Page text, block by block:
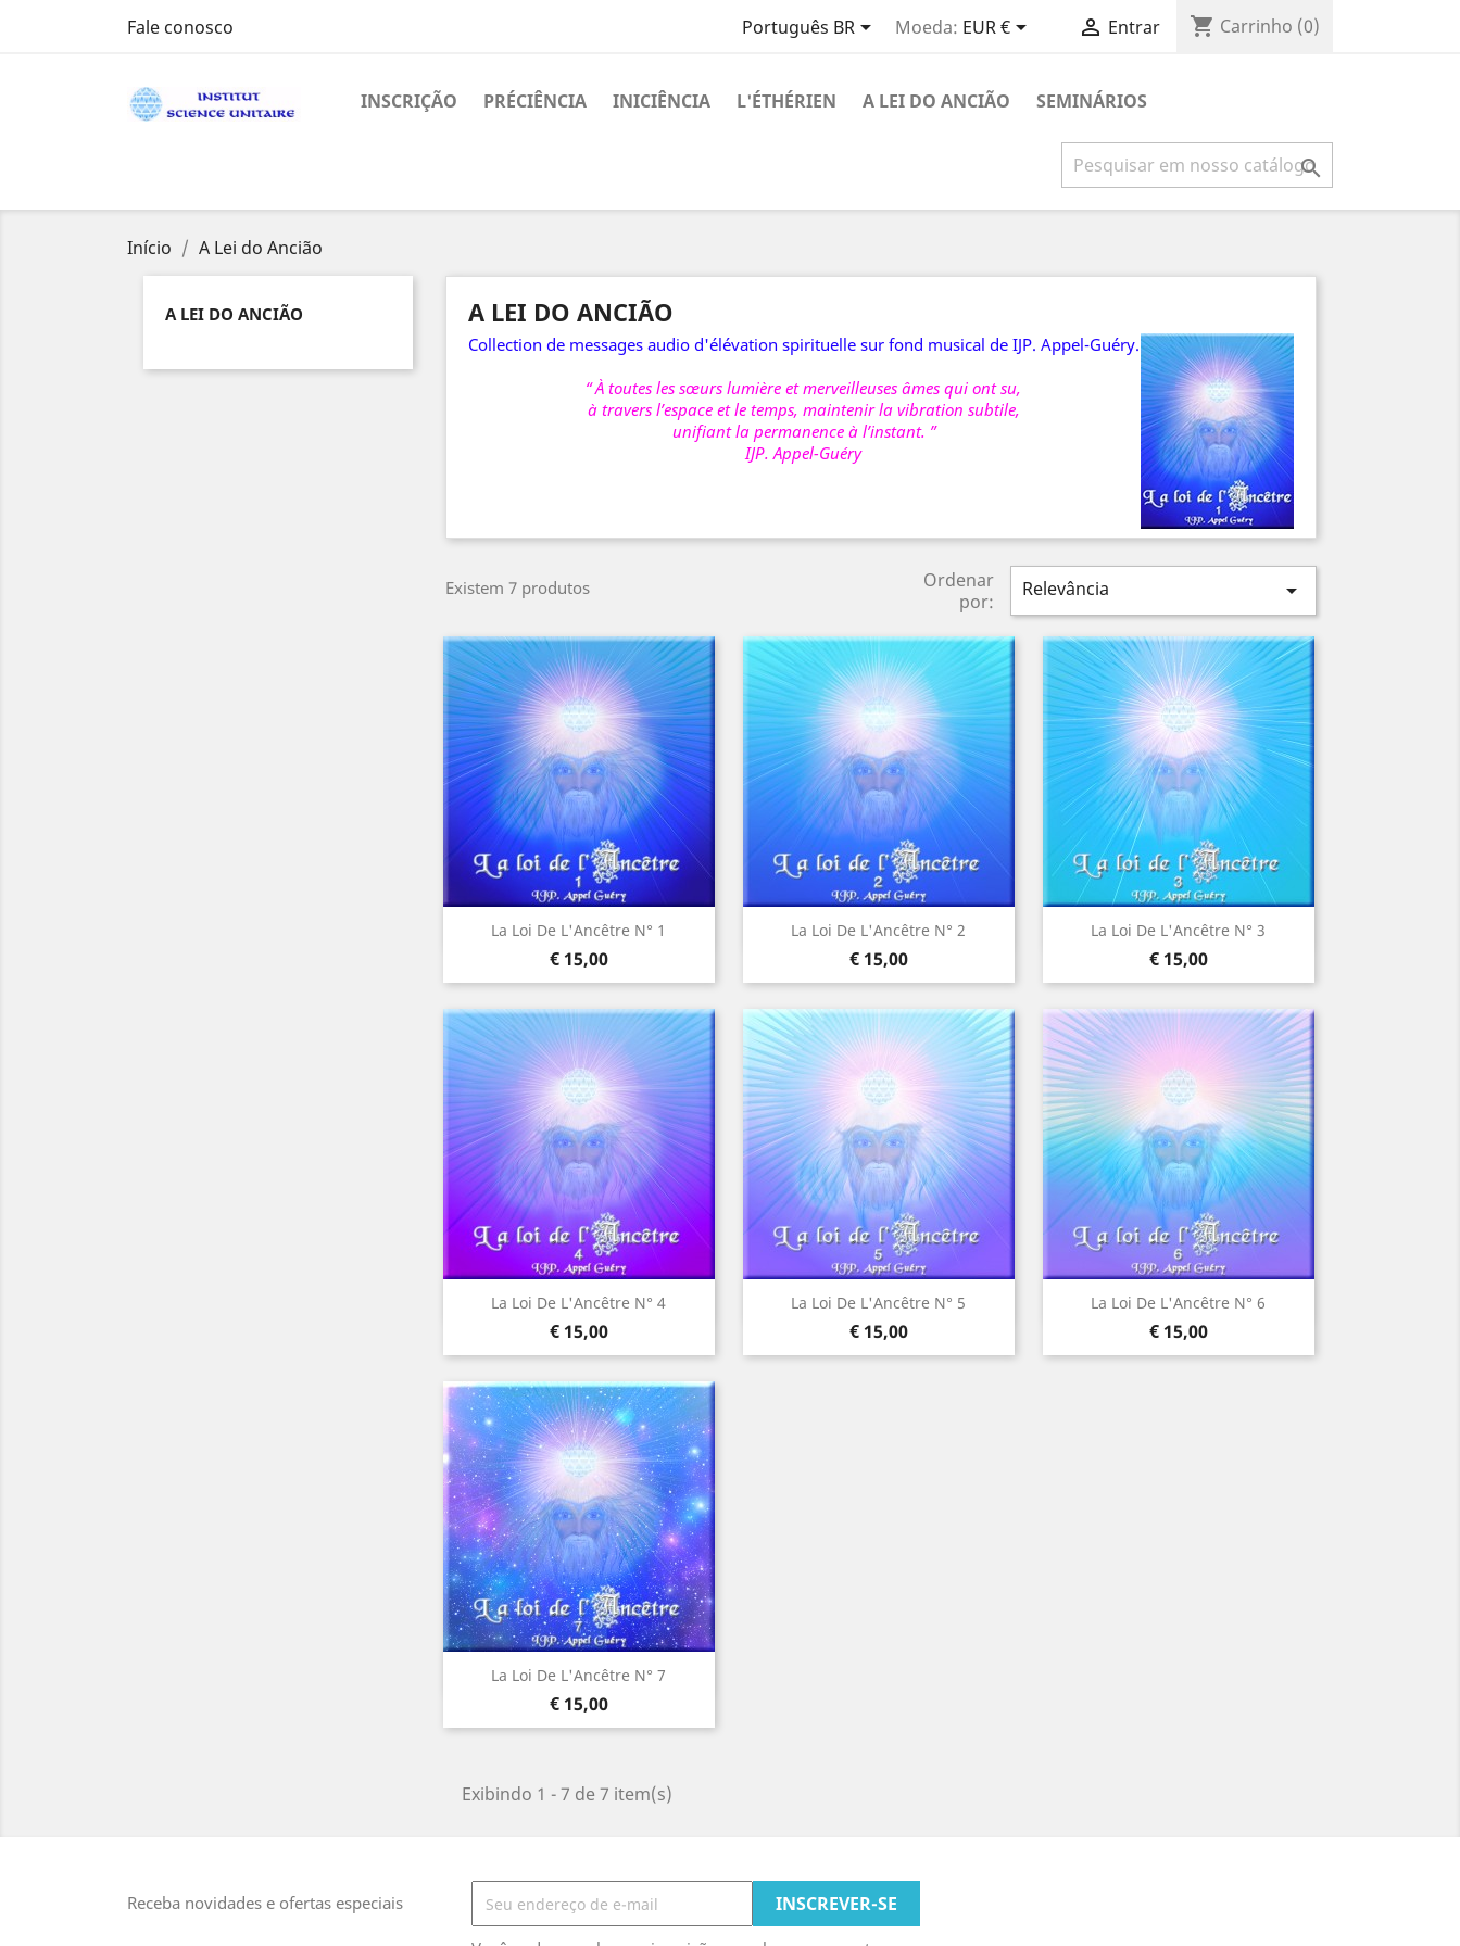
Fale conosco Português BR Moeda: EUR €  Entrar shopping_cart Carrinho (0)
INSCRIÇÃO PRÉCIÊNCIA INICIÊNCIA L'ÉTHÉRIEN A LEI DO ANCIÃO SEMINÁRIOS

Início A Lei do Ancião
A LEI DO ANCIÃO A LEI DO ANCIÃO
Collection de messages audio d'élévation spirituelle sur fond musical de IJP. Appel-Guéry.
“ À toutes les sœurs lumière et merveilleuses âmes qui ont su,
à travers l’espace et le temps, maintenir la vibration subtile,
unifiant la permanence à l’instant. ”
IJP. Appel-Guéry
Existem 7 produtos
Ordenar
por:
Relevância 
La Loi De L'Ancêtre N° 1
Preço
€ 15,00
 Visualização rápida La Loi De L'Ancêtre N° 2
Preço
€ 15,00
 Visualização rápida La Loi De L'Ancêtre N° 3
Preço
€ 15,00
 Visualização rápida
La Loi De L'Ancêtre N° 4
Preço
€ 15,00
 Visualização rápida La Loi De L'Ancêtre N° 5
Preço
€ 15,00
 Visualização rápida La Loi De L'Ancêtre N° 6
Preço
€ 15,00
 Visualização rápida
La Loi De L'Ancêtre N° 7
Preço
€ 15,00
 Visualização rápida
Exibindo 1 - 7 de 7 item(s)
Receba novidades e ofertas especiais